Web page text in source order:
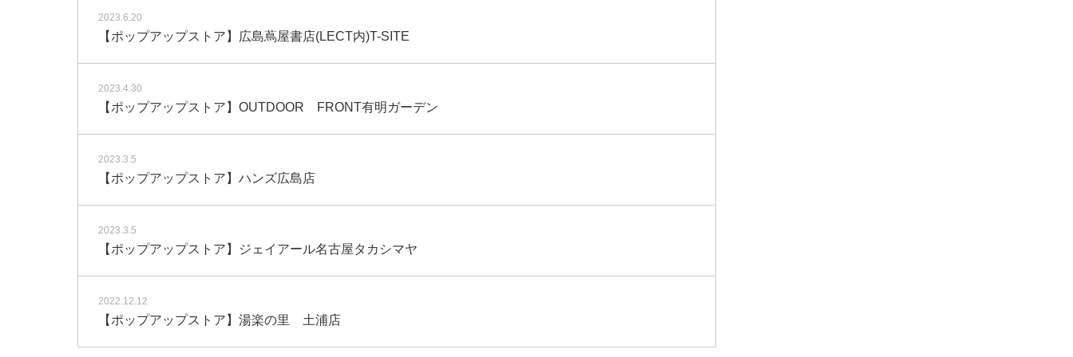
2023.6.20
【ポップアップストア】広島蔦屋書店(LECT内)T-SITE
2023.4.30
【ポップアップストア】OUTDOOR FRONT有明ガーデン
2023.3.5
【ポップアップストア】ハンズ広島店
2023.3.5
【ポップアップストア】ジェイアール名古屋タカシマヤ
2022.12.12
【ポップアップストア】湯楽の里 土浦店